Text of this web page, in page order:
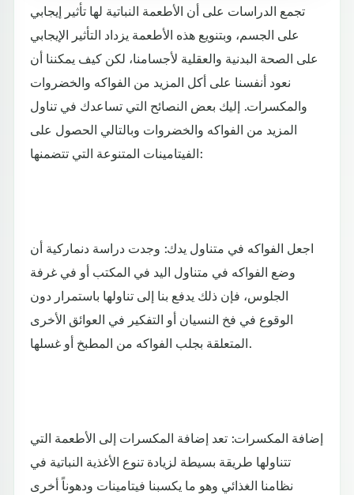
تجمع الدراسات على أن الأطعمة النباتية لها تأثير إيجابي
على الجسم، وبتنويع هذه الأطعمة يزداد التأثير الإيجابي
على الصحة البدنية والعقلية لأجسامنا، لكن كيف يمكننا أن
نعود أنفسنا على أكل المزيد من الفواكه والخضروات
والمكسرات. إليك بعض النصائح التي تساعدك في تناول
المزيد من الفواكه والخضروات وبالتالي الحصول على
الفيتامينات المتنوعة التي تتضمنها:
اجعل الفواكه في متناول يدك: وجدت دراسة دنماركية أن
وضع الفواكه في متناول اليد في المكتب أو في غرفة
الجلوس، فإن ذلك يدفع بنا إلى تناولها باستمرار دون
الوقوع في فخ النسيان أو التفكير في العوائق الأخرى
المتعلقة بجلب الفواكه من المطبخ أو غسلها.
إضافة المكسرات: تعد إضافة المكسرات إلى الأطعمة التي
تتناولها طريقة بسيطة لزيادة تنوع الأغذية النباتية في
نظامنا الغذائي وهو ما يكسبنا فيتامينات ودهوناً أخرى